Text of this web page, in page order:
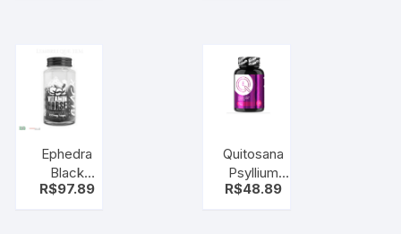
Ephedra
Black
200mg 60
R$97.89
Quitosana
Psyllium
vitamina C
R$48.89